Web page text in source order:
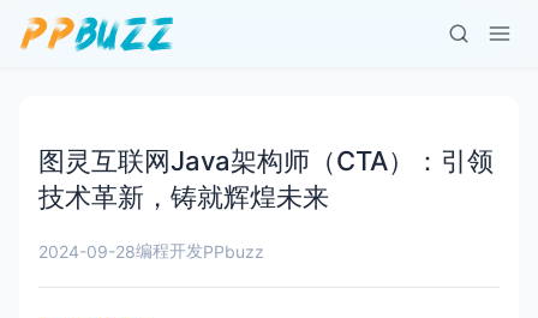
图灵互联网Java架构师（CTA）：引领
技术革新，铸就辉煌未来
2024-09-28编程开发PPbuzz